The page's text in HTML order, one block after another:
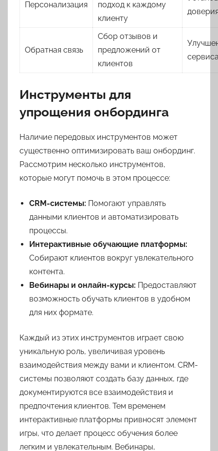
Персонализация
подход к каждому
клиенту
Обратная связь
Сбор отзывов и
предложений от
клиентов
Инструменты для
упрощения онбординга
Наличие передовых инструментов может
существенно оптимизировать ваш онбординг.
Рассмотрим несколько инструментов,
которые могут помочь в этом процессе:
CRM-системы: Помогают управлять
данными клиентов и автоматизировать
процессы.
Интерактивные обучающие платформы:
Собирают клиентов вокруг увлекательного
контента.
Вебинары и онлайн-курсы: Предоставляют
возможность обучать клиентов в удобном
для них формате.
Каждый из этих инструментов играет свою
уникальную роль, увеличивая уровень
взаимодействия между вами и клиентом. CRM-
системы позволяют создать базу данных, где
документируются все взаимодействия и
предпочтения клиентов. Тем временем
интерактивные платформы привносят элемент
игры, что делает процесс обучения более
легким и увлекательным. Вебинары,